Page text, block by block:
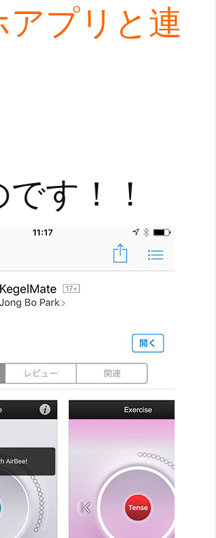
アプリと連
す！！